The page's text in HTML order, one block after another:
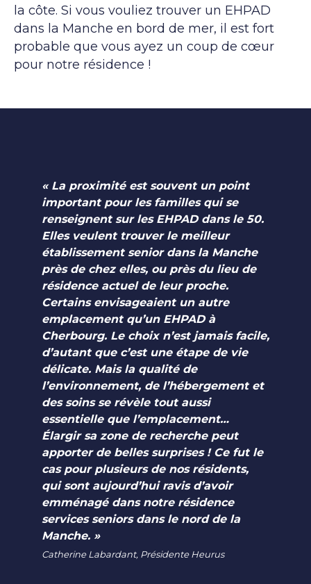
la côte. Si vous vouliez trouver un EHPAD
dans la Manche en bord de mer, il est fort
probable que vous ayez un coup de cœur
pour notre résidence !
« La proximité est souvent un point
important pour les familles qui se
renseignent sur les EHPAD dans le 50.
Elles veulent trouver le meilleur
établissement senior dans la Manche
près de chez elles, ou près du lieu de
résidence actuel de leur proche.
Certains envisageaient un autre
emplacement qu’un EHPAD à
Cherbourg. Le choix n’est jamais facile,
d’autant que c’est une étape de vie
délicate. Mais la qualité de
l’environnement, de l’hébergement et
des soins se révèle tout aussi
essentielle que l’emplacement…
Élargir sa zone de recherche peut
apporter de belles surprises ! Ce fut le
cas pour plusieurs de nos résidents,
qui sont aujourd’hui ravis d’avoir
emménagé dans notre résidence
services seniors dans le nord de la
Manche. »
Catherine Labardant, Présidente Heurus